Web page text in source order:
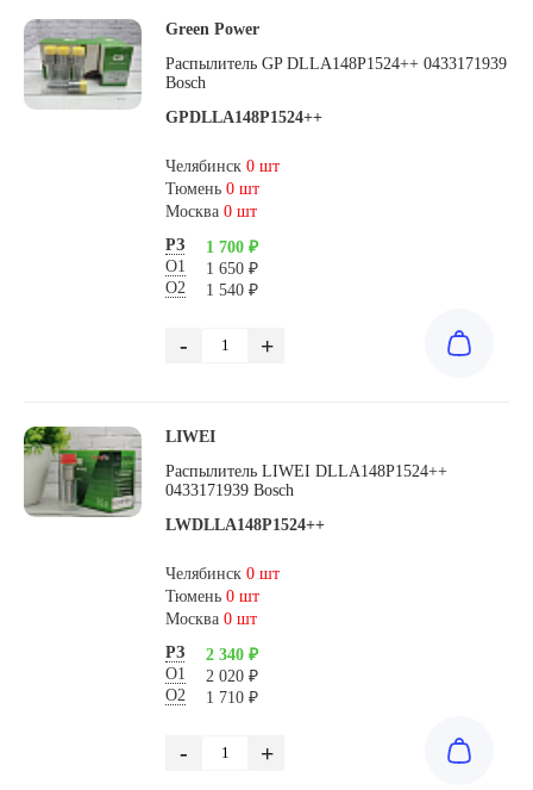
Green Power
Распылитель GP DLLA148P1524++ 0433171939
Bosch
GPDLLA148P1524++
Челябинск 0 шт
Тюмень 0 шт
Москва 0 шт
РЗ
1 700 ₽
О1
1 650 ₽
О2
1 540 ₽
- +
LIWEI
Распылитель LIWEI DLLA148P1524++
0433171939 Bosch
LWDLLA148P1524++
Челябинск 0 шт
Тюмень 0 шт
Москва 0 шт
РЗ
2 340 ₽
О1
2 020 ₽
О2
1 710 ₽
- +